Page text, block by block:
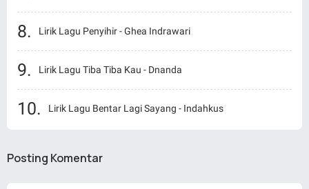
Lirik Lagu Penyihir - Ghea Indrawari
Lirik Lagu Tiba Tiba Kau - Dnanda
Lirik Lagu Bentar Lagi Sayang - Indahkus
Posting Komentar